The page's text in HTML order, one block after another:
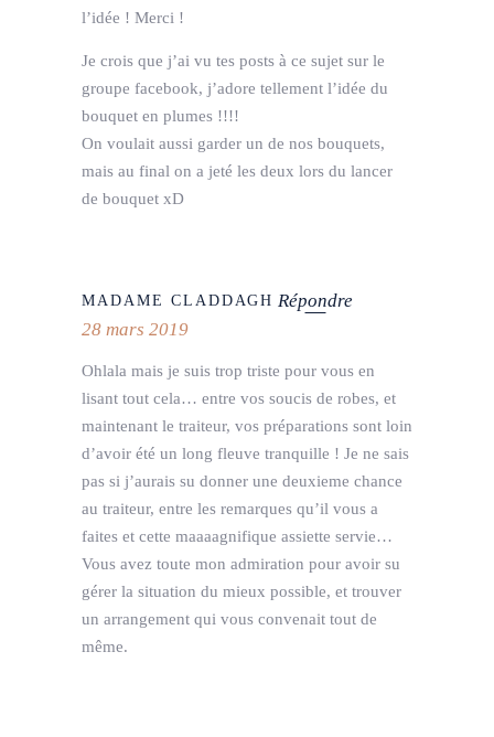
l’idée ! Merci !
Je crois que j’ai vu tes posts à ce sujet sur le
groupe facebook, j’adore tellement l’idée du
bouquet en plumes !!!!
On voulait aussi garder un de nos bouquets,
mais au final on a jeté les deux lors du lancer
de bouquet xD
MADAME CLADDAGH Répondre
28 mars 2019
Ohlala mais je suis trop triste pour vous en
lisant tout cela… entre vos soucis de robes, et
maintenant le traiteur, vos préparations sont loin
d’avoir été un long fleuve tranquille ! Je ne sais
pas si j’aurais su donner une deuxieme chance
au traiteur, entre les remarques qu’il vous a
faites et cette maaaagnifique assiette servie…
Vous avez toute mon admiration pour avoir su
gérer la situation du mieux possible, et trouver
un arrangement qui vous convenait tout de
même.